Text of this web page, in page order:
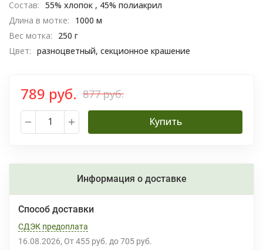
Состав: 55% хлопок , 45% полиакрил
Длина в мотке:
1000 м
Вес мотка:
250 г
Цвет: разноцветный, секционное крашение
789 руб. 877 руб.
Купить
Информация о доставке
Способ доставки
СДЭК предоплата
16.08.2026 От 455 руб. до 705 руб.